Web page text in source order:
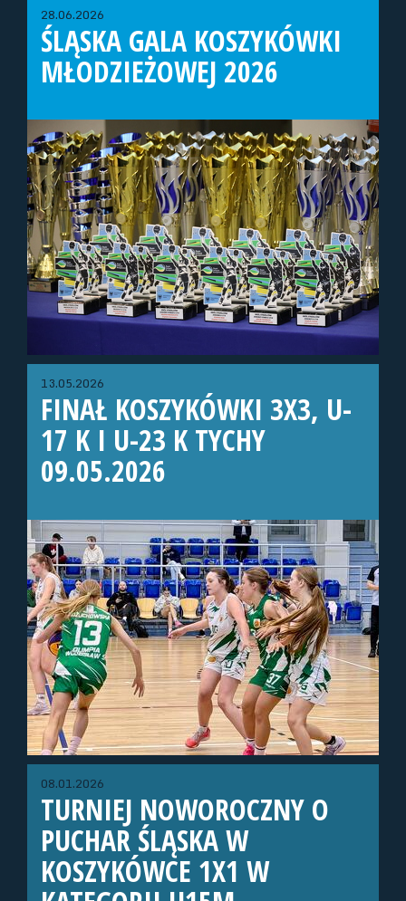
28.06.2026
ŚLĄSKA GALA KOSZYKÓWKI
MŁODZIEŻOWEJ 2026
13.05.2026
FINAŁ KOSZYKÓWKI 3X3, U-
17 K I U-23 K TYCHY
09.05.2026
08.01.2026
TURNIEJ NOWOROCZNY O
PUCHAR ŚLĄSKA W
KOSZYKÓWCE 1X1 W